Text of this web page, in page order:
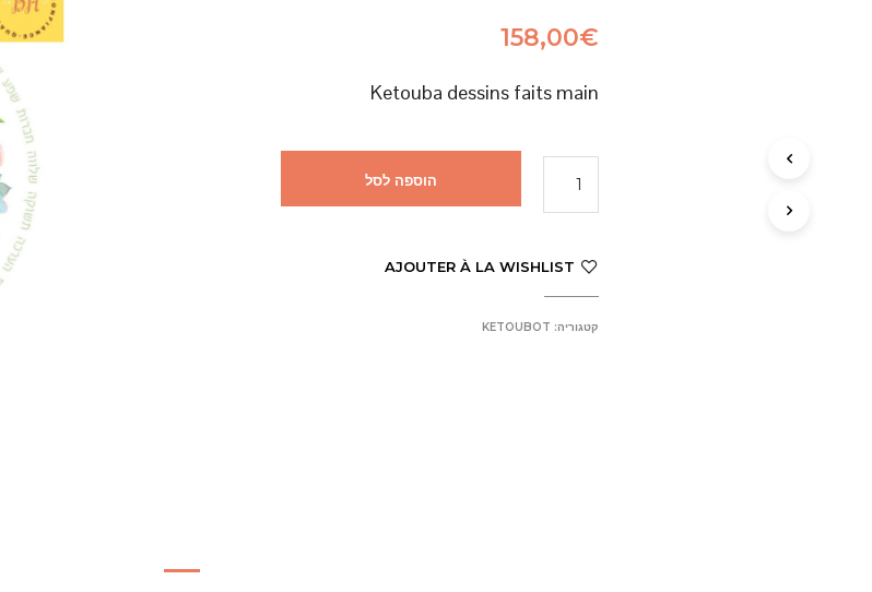
158,00€
Ketouba dessins faits main
הוספה לסל
AJOUTER À LA WISHLIST
קטגוריה: KETOUBOT